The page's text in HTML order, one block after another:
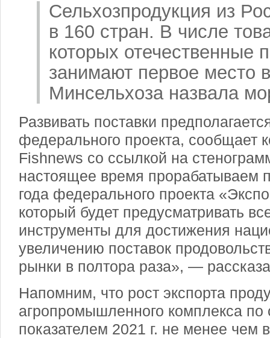
Сельхозпродукция из
в 160 стран. В числе
которых отечественные
занимают первое место
Минсельхоза назвала
Развивать поставки
федерального проекта, сообщает
Fishnews со ссылкой на
настоящее время прорабатываем
года федерального проекта
который будет предусматривать
инструменты для достижения
увеличению поставок
рынки в полтора раза», —
Напомним, что рост экспорта
агропромышленного комплекса по
показателем 2021 г. не менее чем